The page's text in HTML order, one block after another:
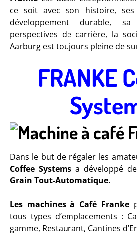
ce soit avec son histoire, ses
développement durable,
perspectives de carrière, la
Aarburg est toujours pleine de
FRANKE
Dans le but de régaler les
Coffee Systems a développé
Grain Tout-Automatique.
Les machines à Café Franke
tous types d’emplacements :
gamme, Restaurant, Cantines